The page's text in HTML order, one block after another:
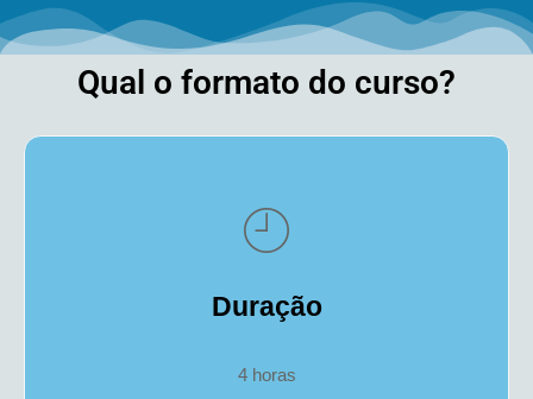
Qual o formato do curso?
Duração
4 horas